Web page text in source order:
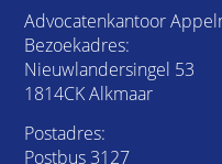
Advocatenkantoor
Bezoekadres:
Nieuwlandersingel 53
1814CK Alkmaar
Postadres:
Postbus 3127